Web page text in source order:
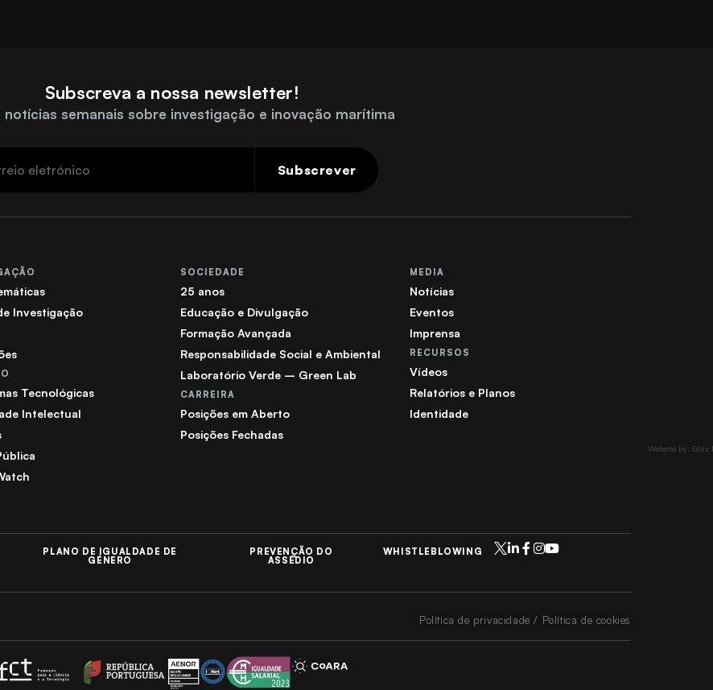
Subscreva a nossa newsletter!
notícias semanais sobre investigação e inovação marítima
Subscrever
Website by: Glitz
Investigação
Tecnológicas
Intelectual
SOCIEDADE
25 anos
Educação e Divulgação
Formação Avançada
Responsabilidade Social e Ambiental
Laboratório Verde – Green Lab
CARREIRA
Posições em Aberto
Posições Fechadas
MEDIA
Notícias
Eventos
Imprensa
RECURSOS
Vídeos
Relatórios e Planos
Identidade
PLANO DE IGUALDADE DE
GÉNERO
PREVENÇÃO DO
ASSÉDIO
WHISTLEBLOWING
Política de privacidade / Política de cookies